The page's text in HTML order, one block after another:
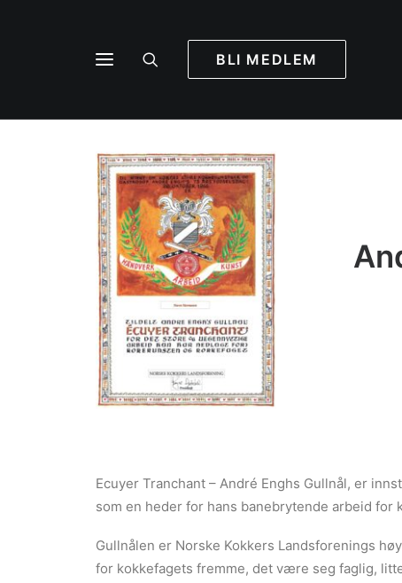
BLI MEDLEM
Ecuyer Tranchant – André Enghs Gullnål, er
som en heder for hans banebrytende arbeid for
Gullnålen er Norske Kokkers Landsforenings
for kokkefagets fremme, det være seg faglig,